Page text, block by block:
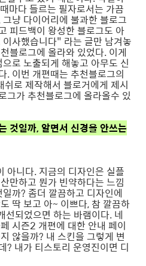
마다 들르는 필자로서는 가끔
냥 다이어리에 불과한 블로그
피드백이 왕성한 블로그도 아
사했습니다" 라는 글만 남겨놓
블로그에 올라와 있었다. 이게
로 노출되게 해놓고 아무도 신
. 이번 개편때는 추천블로그의
로 제작해서 블로거에게 제시
그가 추천블로그에 올라올수 있
것일까, 알면서 신경을 안쓰는
아니다. 지금의 디자인은 실플
만하고 뭔가 빈약하다는 느낌
까? 좀더 깔끔하고 디자인에
딱 보고 아~ 이쁘다, 참 깔끔하
선되었으면 하는 바램이다. 네
시즌2 개편에 대한 안내 페이
않을까? 내 스킨을 그렇게 변
? 내가 티스토리 운영진이면 디